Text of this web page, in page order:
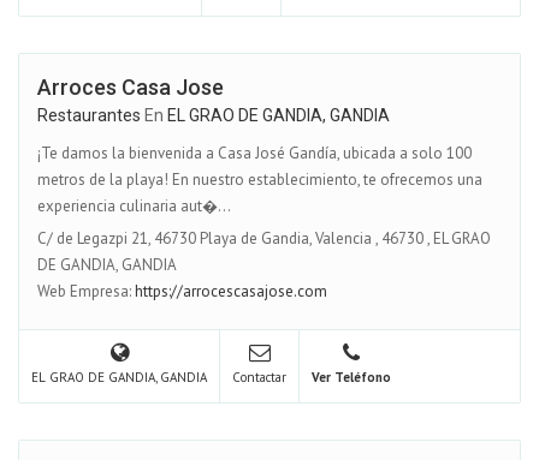
Arroces Casa Jose
Restaurantes En EL GRAO DE GANDIA, GANDIA
¡Te damos la bienvenida a Casa José Gandía, ubicada a solo 100
metros de la playa! En nuestro establecimiento, te ofrecemos una
experiencia culinaria aut�...
C/ de Legazpi 21, 46730 Playa de Gandia, Valencia , 46730, EL GRAO
DE GANDIA, GANDIA
Web Empresa:https://arrocescasajose.com
EL GRAO DE GANDIA, GANDIA Contactar Ver Teléfono